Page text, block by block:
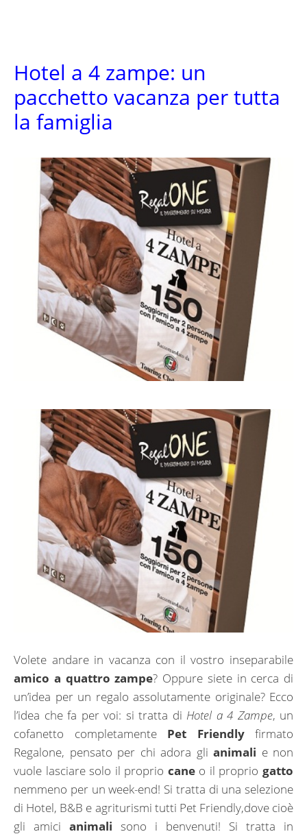
Hotel a 4 zampe: un
pacchetto vacanza per tutta
la famiglia
Volete andare in vacanza con il vostro inseparabile
amico a quattro zampe? Oppure siete in cerca di
un’idea per un regalo assolutamente originale? Ecco
l’idea che fa per voi: si tratta di Hotel a 4 Zampe, un
cofanetto completamente Pet Friendlyfirmato
Regalone, pensato per chi adora gli animali e non
vuole lasciare solo il proprio caneo il propriogatto
nemmeno per un week-end! Si tratta di una selezione
di Hotel, B&B e agriturismi tutti Pet Friendly,dove cioè
gli amici animali sono i benvenuti! Si tratta in